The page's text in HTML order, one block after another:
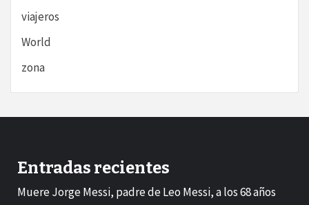
viajeros
World
zona
Entradas recientes
Muere Jorge Messi, padre de Leo Messi, a los 68 años